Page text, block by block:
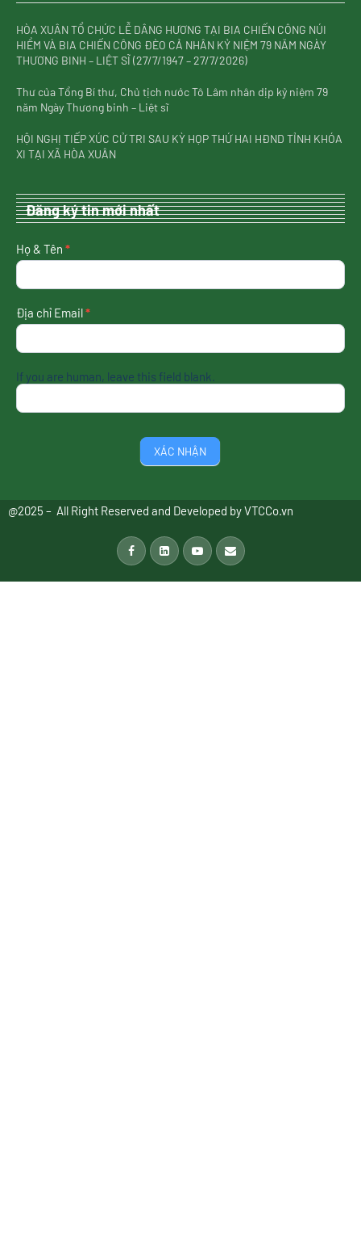
HÒA XUÂN TỔ CHỨC LỄ DÂNG HƯƠNG TẠI BIA CHIẾN CÔNG NÚI
HIỀM VÀ BIA CHIẾN CÔNG ĐÈO CẢ NHÂN KỶ NIỆM 79 NĂM NGÀY
THƯƠNG BINH – LIỆT SĨ (27/7/1947 – 27/7/2026)
Thư của Tổng Bí thư, Chủ tịch nước Tô Lâm nhân dịp kỷ niệm 79
năm Ngày Thương binh – Liệt sĩ
HỘI NGHỊ TIẾP XÚC CỬ TRI SAU KỲ HỌP THỨ HAI HĐND TỈNH KHÓA
XI TẠI XÃ HÒA XUÂN
Đăng ký tin mới nhất
nhận
tin
nhất
Họ & Tên *
Địa chỉ Email*
If you are human, leave this field blank.
XÁC NHẬN
@2025 – All Right Reserved and Developed byVTCCo.vn